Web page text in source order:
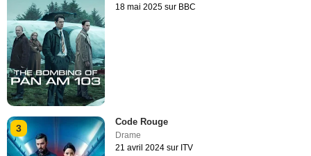
18 mai 2025 sur BBC
3
Code Rouge
Drame
21 avril 2024 sur ITV